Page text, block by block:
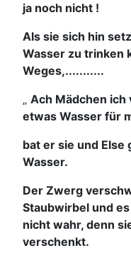
ja noch nicht !
Als sie sich hin
Wasser zu trinken
Weges,...........
„ Ach Mädchen ich
etwas Wasser für
bat er sie und
Wasser.
Der Zwerg
Staubwirbel und
nicht wahr, denn
verschenkt.